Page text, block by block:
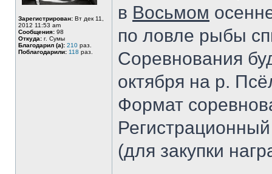
Зарегистрирован: Вт дек 11,
2012 11:53 am
Сообщения: 98
Откуда: г. Сумы
Благодарил (а): 210 раз.
Поблагодарили: 118 раз.
в Восьмом
по ловле рыбы
Соревнования
октября на р.
Формат
(для закупки